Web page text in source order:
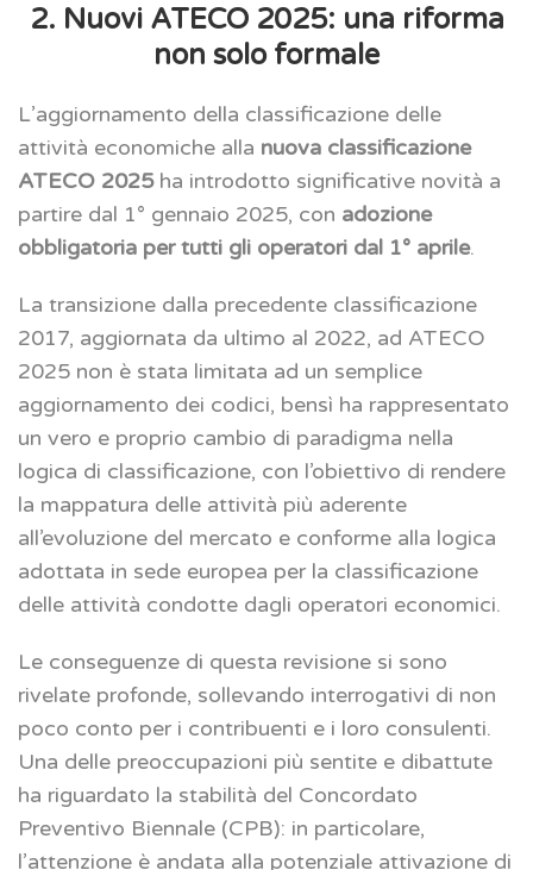
2. Nuovi ATECO 2025: una riforma
non solo formale
L’aggiornamento della classificazione delle
attività economiche alla nuova classificazione
ATECO 2025ha introdotto significative novità a
partire dal 1° gennaio 2025, con adozione
obbligatoria per tutti gli operatori dal 1° aprile.
La transizione dalla precedente classificazione
2017, aggiornata da ultimo al 2022, ad ATECO
2025 non è stata limitata ad un semplice
aggiornamento dei codici, bensì ha rappresentato
un vero e proprio cambio di paradigma nella
logica di classificazione, con l’obiettivo di rendere
la mappatura delle attività più aderente
all’evoluzione del mercato e conforme alla logica
adottata in sede europea per la classificazione
delle attività condotte dagli operatori economici.
Le conseguenze di questa revisione si sono
rivelate profonde, sollevando interrogativi di non
poco conto per i contribuenti e i loro consulenti.
Una delle preoccupazioni più sentite e dibattute
ha riguardato la stabilità del Concordato
Preventivo Biennale (CPB): in particolare,
l’attenzione è andata alla potenziale attivazione di